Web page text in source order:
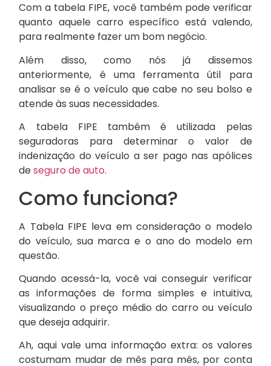
Com a tabela FIPE, você também pode verificar
quanto aquele carro específico está valendo,
para realmente fazer um bom negócio.
Além disso, como nós já dissemos
anteriormente, é uma ferramenta útil para
analisar se é o veículo que cabe no seu bolso e
atende às suas necessidades.
A tabela FIPE também é utilizada pelas
seguradoras para determinar o valor de
indenização do veículo a ser pago nas apólices
deseguro de auto.
Como funciona?
A Tabela FIPE leva em consideração o modelo
do veículo, sua marca e o ano do modelo em
questão.
Quando acessá-la, você vai conseguir verificar
as informações de forma simples e intuitiva,
visualizando o preço médio do carro ou veículo
que deseja adquirir.
Ah, aqui vale uma informação extra: os valores
costumam mudar de mês para mês, por conta